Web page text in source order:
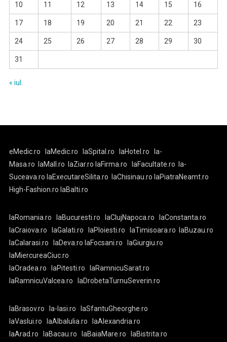
10 11 12 13 14 15 16
17 18 19 20 21 22 23
24 25 26 27 28 29 30
31
« iul.
eMedic.ro laMedic.ro laSpital.ro laHotel.ro
la-
Masa.ro
laMall.ro laZiar.ro laFirma.ro laFacultate.ro
la-
Suceava.ro laExecutareSilita.ro laChisinau.ro laPiatraNeamt.ro
High-Fashion.ro laBalti.ro
laRomania.ro laBucuresti.ro laClujNapoca.ro
laConstanta.ro
laCraiova.ro
laGalati.ro laPloiesti.ro laTimisoara.ro
laBuzau.ro
laCalarasi.ro
laDeva.ro laFocsani.ro
laGiurgiu.ro
laMiercureaCiuc.ro
laOradea.ro
laPitesti.ro
laRamnicuSarat.ro
laRamnicuValcea.ro
laDrobetaTurnuSeverin.ro
laBrasov.ro la-Iasi.ro
laSfantuGheorghe.ro
laVaslui.ro
laAlbaIulia.ro
laAlexandria.ro
laArad.ro
laBacau.ro laBaiaMare.ro laBistrita.ro